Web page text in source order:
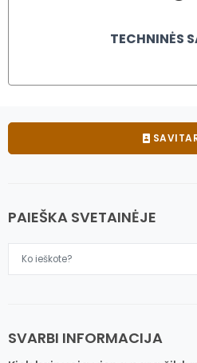
TECHNINĖS
PAIEŠKA SVETAINĖJE
SVARBI INFORMACIJA